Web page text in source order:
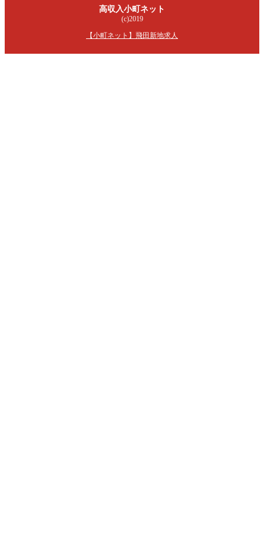
高収入小町ネット
(c)2019
【小町ネット】飛田新地求人